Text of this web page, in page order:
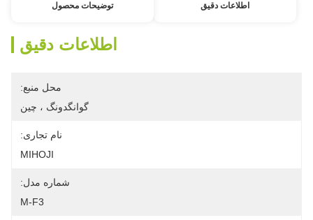
اطلاعات دقیق توضیحات محصول
اطلاعات دقیق
محل منبع:
گوانگدونگ ، چین
نام تجاری:
MIHOJI
شماره مدل:
M-F3